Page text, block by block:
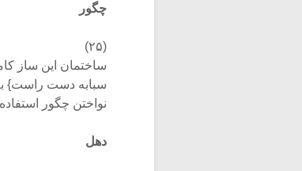
چگور
(۲۵)
ساختمان این ساز
سبابه دست راست}
نواختن چگور
دهل